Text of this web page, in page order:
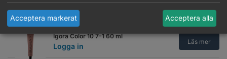
Igora Color 10 7-00 60 ml
Logga in
Läs mer
Igora Color 10 7-1 60 ml
Logga in
Läs mer
Acceptera markerat Acceptera alla